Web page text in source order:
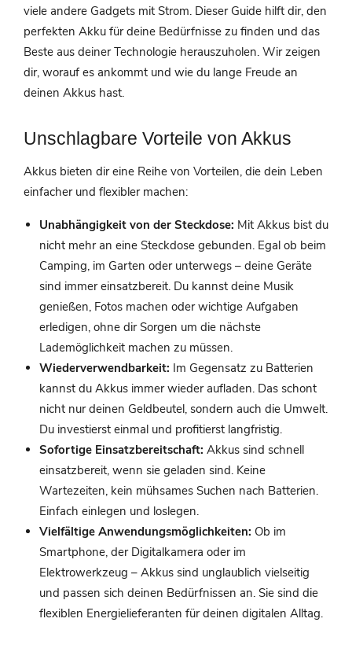
viele andere Gadgets mit Strom. Dieser Guide hilft dir, den
perfekten Akku für deine Bedürfnisse zu finden und das
Beste aus deiner Technologie herauszuholen. Wir zeigen
dir, worauf es ankommt und wie du lange Freude an
deinen Akkus hast.
Unschlagbare Vorteile von Akkus
Akkus bieten dir eine Reihe von Vorteilen, die dein Leben
einfacher und flexibler machen:
Unabhängigkeit von der Steckdose: Mit Akkus bist du
nicht mehr an eine Steckdose gebunden. Egal ob beim
Camping, im Garten oder unterwegs – deine Geräte
sind immer einsatzbereit. Du kannst deine Musik
genießen, Fotos machen oder wichtige Aufgaben
erledigen, ohne dir Sorgen um die nächste
Lademöglichkeit machen zu müssen.
Wiederverwendbarkeit: Im Gegensatz zu Batterien
kannst du Akkus immer wieder aufladen. Das schont
nicht nur deinen Geldbeutel, sondern auch die Umwelt.
Du investierst einmal und profitierst langfristig.
Sofortige Einsatzbereitschaft: Akkus sind schnell
einsatzbereit, wenn sie geladen sind. Keine
Wartezeiten, kein mühsames Suchen nach Batterien.
Einfach einlegen und loslegen.
Vielfältige Anwendungsmöglichkeiten: Ob im
Smartphone, der Digitalkamera oder im
Elektrowerkzeug – Akkus sind unglaublich vielseitig
und passen sich deinen Bedürfnissen an. Sie sind die
flexiblen Energielieferanten für deinen digitalen Alltag.